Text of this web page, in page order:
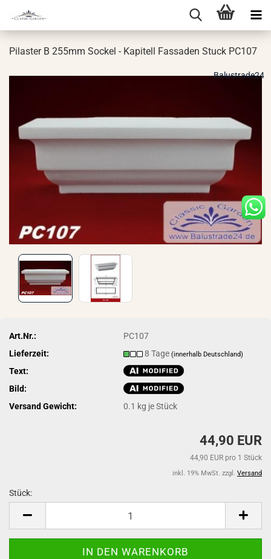
Pi­las­ter B 255mm So­ckel - Ka­pi­tell Fas­sa­den Stuck PC107
Balustrade24
Art.Nr.:
PC107
Lieferzeit:
8 Tage(innerhalb Deutschland)
Text:
Bild:
Versand Gewicht:
0.1 kg je Stück
44,90 EUR
44,90 EUR pro 1 Stück
inkl. 19% MwSt. zzgl. Versand
Stück: